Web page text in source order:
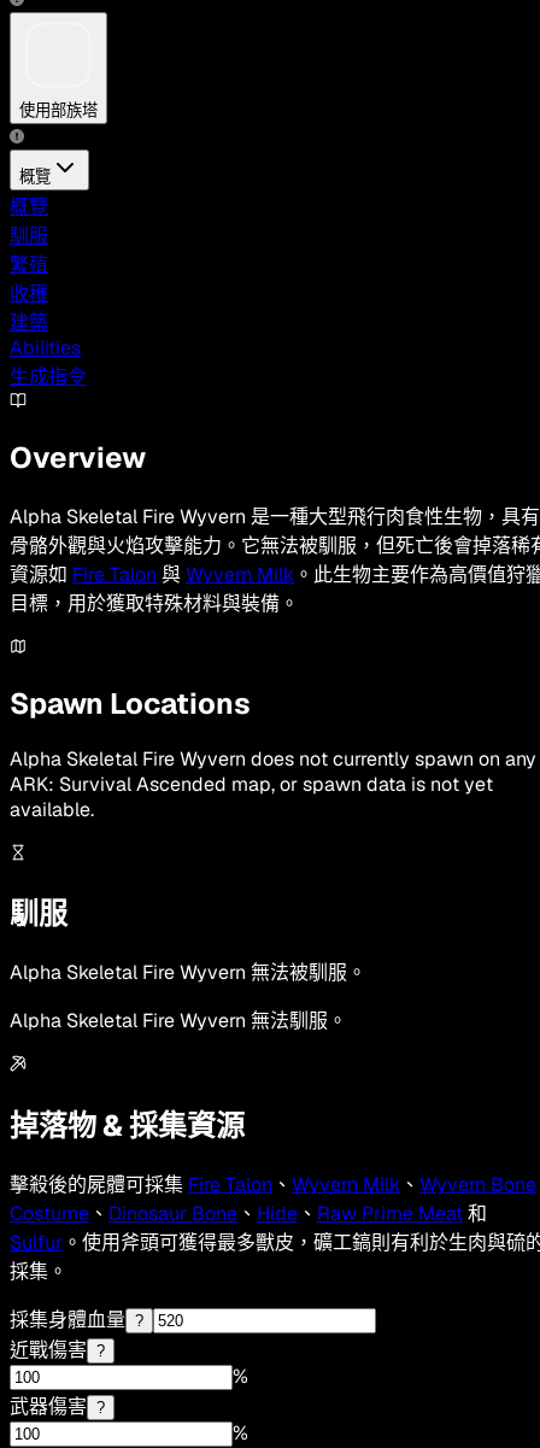
使用部族塔
概覽
概覽
馴服
繁殖
收穫
建築
Abilities
生成指令
Overview
Alpha Skeletal Fire Wyvern 是一種大型飛行肉食性生物，具有
骨骼外觀與火焰攻擊能力。它無法被馴服，但死亡後會掉落稀
資源如 Fire Talon 與Wyvern Milk 。此生物主要作為高價值狩
目標，用於獲取特殊材料與裝備。
Spawn Locations
Alpha Skeletal Fire Wyvern does not currently spawn on any
ARK: Survival Ascended map, or spawn data is not yet
available.
馴服
Alpha Skeletal Fire Wyvern 無法被馴服。
Alpha Skeletal Fire Wyvern 無法馴服。
掉落物 & 採集資源
擊殺後的屍體可採集 Fire Talon 、 Wyvern Milk 、 Wyvern Bone
Costume 、 Dinosaur Bone 、 Hide 、 Raw Prime Meat和
Sulfur 。使用斧頭可獲得最多獸皮，礦工鎬則有利於生肉與硫
採集。
採集身體血量 ?
近戰傷害 ?
%
武器傷害 ?
%